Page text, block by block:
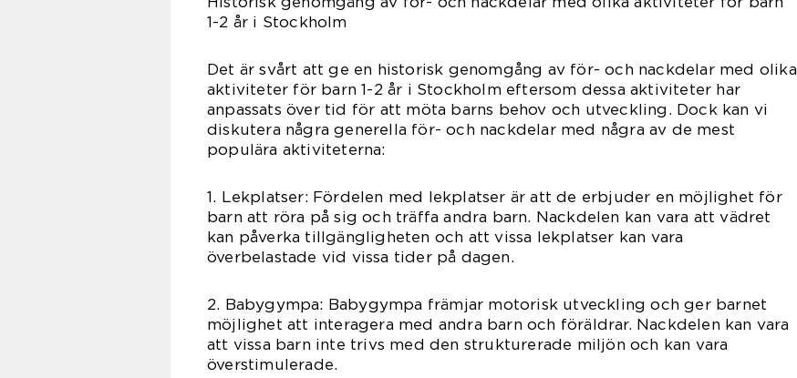
1-2 år i Stockholm
Det är svårt att ge en historisk genomgång av för- och nackdelar med olika
aktiviteter för barn 1-2 år i Stockholm eftersom dessa aktiviteter har
anpassats över tid för att möta barns behov och utveckling. Dock kan vi
diskutera några generella för- och nackdelar med några av de mest
populära aktiviteterna:
1. Lekplatser: Fördelen med lekplatser är att de erbjuder en möjlighet för
barn att röra på sig och träffa andra barn. Nackdelen kan vara att vädret
kan påverka tillgängligheten och att vissa lekplatser kan vara
överbelastade vid vissa tider på dagen.
2. Babygympa: Babygympa främjar motorisk utveckling och ger barnet
möjlighet att interagera med andra barn och föräldrar. Nackdelen kan vara
att vissa barn inte trivs med den strukturerade miljön och kan vara
överstimulerade.